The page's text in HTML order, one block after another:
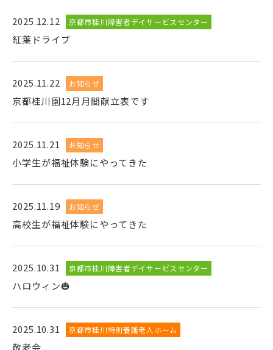
2025.12.12 京都市桂川障害者デイサービスセンター
紅葉ドライブ
2025.11.22 お知らせ
京都桂川園12月月間献立表です
2025.11.21 お知らせ
小学生が福祉体験にやってきた
2025.11.19 お知らせ
高校生が福祉体験にやってきた
2025.10.31 京都市桂川障害者デイサービスセンター
ハロウィン🎃
2025.10.31 京都市桂川特別養護老人ホーム
敬老会